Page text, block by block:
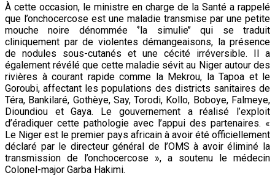
À cette occasion, le ministre en charge de la Santé a rappelé
que l’onchocercose est une maladie transmise par une petite
mouche noire dénommée ‘’la simulie’’ qui se traduit
cliniquement par de violentes démangeaisons, la présence
de nodules sous-cutanés et une cécité irréversible. Il a
également révélé que cette maladie sévit au Niger autour des
rivières à courant rapide comme la Mekrou, la Tapoa et le
Goroubi, affectant les populations des districts sanitaires de
Téra, Bankilaré, Gothèye, Say, Torodi, Kollo, Boboye, Falmeye,
Dioundiou et Gaya. Le gouvernement a réalisé l’exploit
d’éradiquer cette pathologie avec l’appui des partenaires. «
Le Niger est le premier pays africain à avoir été officiellement
déclaré par le directeur général de l’OMS à avoir éliminé la
transmission de l’onchocercose », a soutenu le médecin
Colonel-major Garba Hakimi.